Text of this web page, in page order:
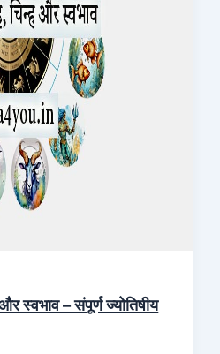
स्वभाव – संपूर्ण ज्योतिषीय